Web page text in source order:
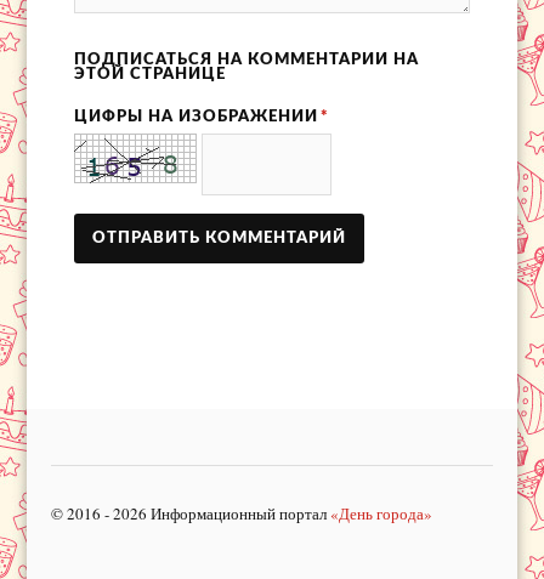
ПОДПИСАТЬСЯ НА КОММЕНТАРИИ НА
ЭТОЙ СТРАНИЦЕ
ЦИФРЫ НА ИЗОБРАЖЕНИИ *
© 2016 - 2026 Информационный портал «День города»